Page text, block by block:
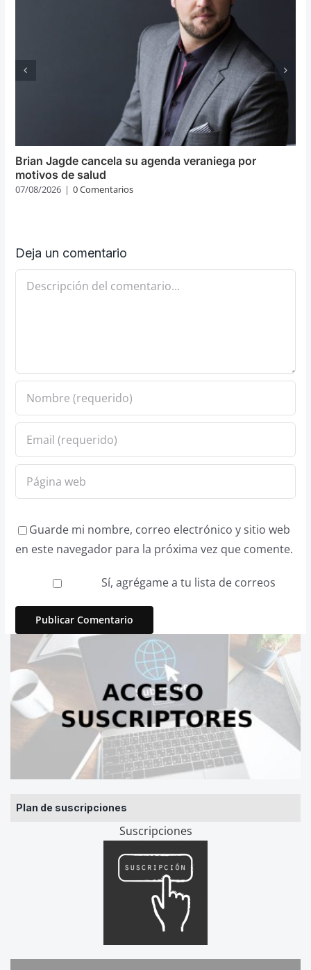
Plan de suscripciones
Suscripciones
Brian Jagde cancela su agenda veraniega por
motivos de salud
07/08/2026 | 0 Comentarios
Deja un comentario
Comentario
Guarde mi nombre, correo electrónico y sitio web
en este navegador para la próxima vez que comente.
Sí, agrégame a tu lista de correos